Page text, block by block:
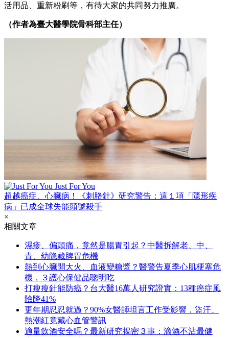
活用品、重新粉刷等，有待大家的共同努力推廣。
（作者為臺大醫學院骨科部主任）
Just For You
超越癌症、心臟病！《刺胳針》研究警告：這１項「隱形疾
病」已成全球失能頭號殺手
×
相關文章
濕疹、偏頭痛，竟然是腸胃引起？中醫拆解老、中、
青、幼隐藏脾胃危機
熱到心臟開大火、血液變糖漿？醫警告夏季心肌梗塞危
機，３護心保健品聰明吃
打瘦瘦針能防癌？台大醫16萬人研究證實：13種癌症風
險降41%
更年期忍忍就過？90%女醫師坦言工作受影響，盜汗、
熱潮紅竟藏心血管警訊
適量飲酒安全嗎？最新研究揭密３事：滴酒不沾最健